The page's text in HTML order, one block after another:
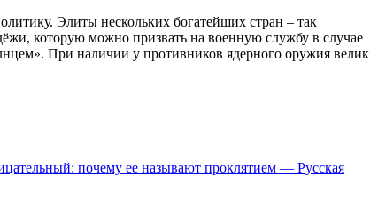
Элиты нескольких богатейших стран – так
которую можно призвать на военную службу в случае
При наличии у противников ядерного оружия велик
почему ее называют проклятием — Русская